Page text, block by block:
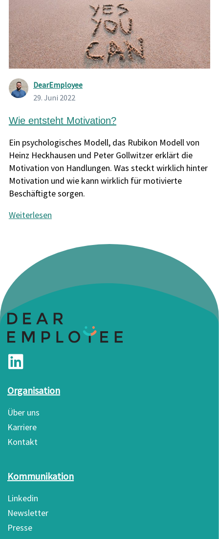
DearEmployee
29. Juni 2022
Wie entsteht Motivation?
Ein psychologisches Modell, das Rubikon Modell von
Heinz Heckhausen und Peter Gollwitzer erklärt die
Motivation von Handlungen. Was steckt wirklich hinter
Motivation und wie kann wirklich für motivierte
Beschäftigte sorgen.
Weiterlesen
Organisation
Über uns
Karriere
Kontakt
Kommunikation
Linkedin
Newsletter
Presse